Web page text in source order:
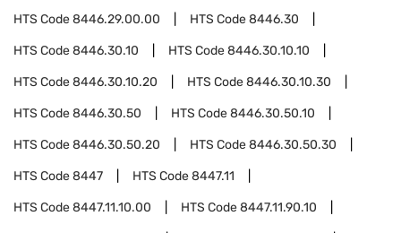
HTS Code8446.29.00.00 HTS Code8446.30
HTS Code8446.30.10 HTS Code8446.30.10.10
HTS Code8446.30.10.20 HTS Code8446.30.10.30
HTS Code8446.30.50 HTS Code8446.30.50.10
HTS Code8446.30.50.20 HTS Code8446.30.50.30
HTS Code8447 HTS Code8447.11
HTS Code8447.11.10.00 HTS Code8447.11.90.10